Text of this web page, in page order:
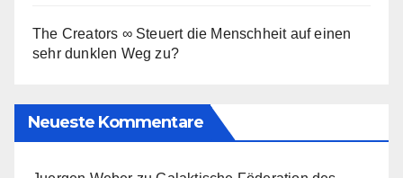
The Creators ∞ Steuert die Menschheit auf einen
sehr dunklen Weg zu?
Neueste Kommentare